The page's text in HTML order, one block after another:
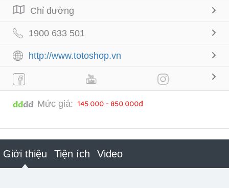
Chỉ đường
1900 633 501
http://www.totoshop.vn
đđđđ Mức giá: 145.000 - 850.000đ
Giới thiệu Tiện ích Video